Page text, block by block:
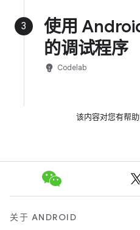
3
使用
的调试程序
emoji_objects Codelab
该内容对您有帮助
关于 ANDROID